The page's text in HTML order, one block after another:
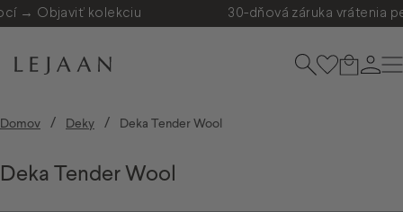
Preskočiť na obsah
→ Objaviť kolekciu 30-dňová záruka vrátenia
Lejaan.sk HľadaťKošík
Domov / Deky / Deka Tender Wool
Deka Tender Wool